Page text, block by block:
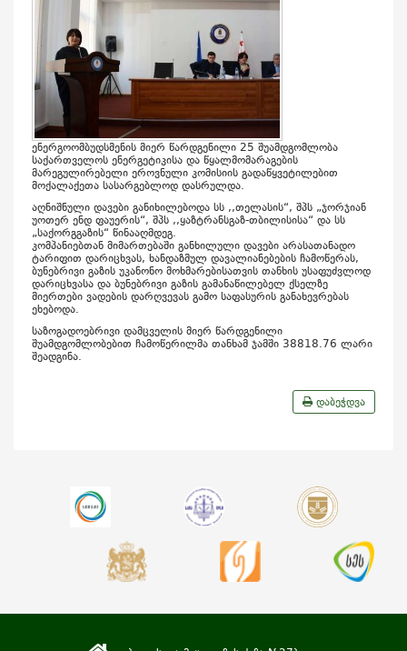
ენერგოომბუდსმენის მიერ წარდგენილი 25 შუამდგომლობა
საქართველოს ენერგეტიკისა და წყალმომარაგების
მარეგულირებელი ეროვნული კომისიის გადაწყვეტილებით
მოქალაქეთა სასარგებლოდ დასრულდა.
აღნიშნული დავები განიხილებოდა სს ,,თელასის“, შპს „ჯორჯიან
უოთერ ენდ ფაუერის“, შპს ,,ყაზტრანსგაზ-თბილისისა“ და სს
„საქორგგაზის“ წინააღმდეგ.
კომპანიებთან მიმართებაში განხილული დავები არასათანადო
ტარიფით დარიცხვას, ხანდაზმულ დავალიანებების ჩამოწერას,
ბუნებრივი გაზის უკანონო მოხმარებისათვის თანხის უსაფუძვლოდ
დარიცხვასა და ბუნებრივი გაზის გამანაწილებელ ქსელზე
მიერთები ვადების დარღვევას გამო საფასურის განახევრებას
ეხებოდა.
საზოგადოებრივი დამცველის მიერ წარდგენილი
შუამდგომლობებით ჩამოწერილმა თანხამ ჯამში 38818.76 ლარი
შეადგინა.
დაბეჭდვა